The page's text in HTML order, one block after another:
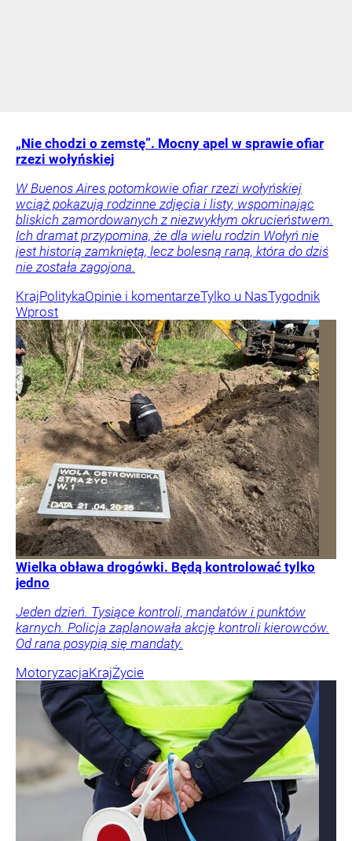
„Nie chodzi o zemstę”. Mocny apel w sprawie ofiar
rzezi wołyńskiej
W Buenos Aires potomkowie ofiar rzezi wołyńskiej
wciąż pokazują rodzinne zdjęcia i listy, wspominając
bliskich zamordowanych z niezwykłym okrucieństwem.
Ich dramat przypomina, że dla wielu rodzin Wołyń nie
jest historią zamkniętą, lecz bolesną raną, która do dziś
nie została zagojona.
KrajPolitykaOpinie i komentarzeTylko u NasTygodnik
Wprost
Wielka obława drogówki. Będą kontrolować tylko
jedno
Jeden dzień. Tysiące kontroli, mandatów i punktów
karnych. Policja zaplanowała akcję kontroli kierowców.
Od rana posypią się mandaty.
MotoryzacjaKrajŻycie